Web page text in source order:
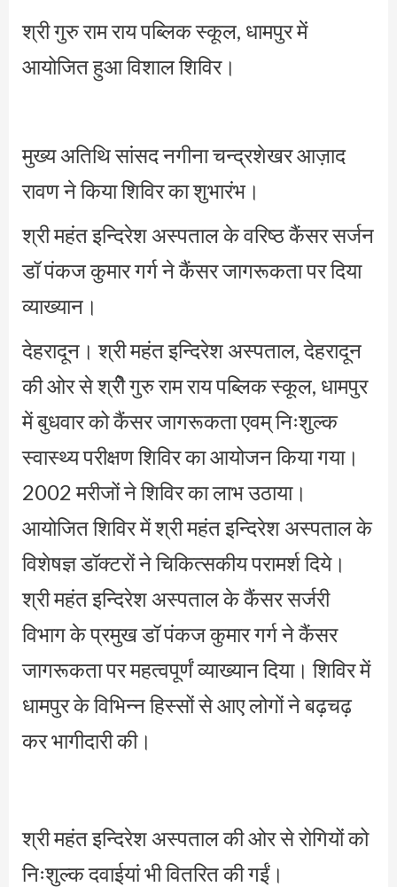
श्री गुरु राम राय पब्लिक स्कूल, धामपुर में
आयोजित हुआ विशाल शिविर।
मुख्य अतिथि सांसद नगीना चन्द्रशेखर आज़ाद
रावण ने किया शिविर का शुभारंभ।
श्री महंत इन्दिरेश अस्पताल के वरिष्ठ कैंसर सर्जन
डॉ पंकज कुमार गर्ग ने कैंसर जागरूकता पर दिया
व्याख्यान।
देहरादून। श्री महंत इन्दिरेश अस्पताल, देहरादून
की ओर से श्रीे गुरु राम राय पब्लिक स्कूल, धामपुर
में बुधवार को कैंसर जागरूकता एवम् निःशुल्क
स्वास्थ्य परीक्षण शिविर का आयोजन किया गया।
2002 मरीजों ने शिविर का लाभ उठाया।
आयोजित शिविर में श्री महंत इन्दिरेश अस्पताल के
विशेषज्ञ डॉक्टरों ने चिकित्सकीय परामर्श दिये।
श्री महंत इन्दिरेश अस्पताल के कैंसर सर्जरी
विभाग के प्रमुख डॉ पंकज कुमार गर्ग ने कैंसर
जागरूकता पर महत्वपूर्णं व्याख्यान दिया। शिविर में
धामपुर के विभिन्न हिस्सों से आए लोगों ने बढ़चढ़
कर भागीदारी की।
श्री महंत इन्दिरेश अस्पताल की ओर से रोगियों को
निःशुल्क दवाईयां भी वितरित की गईं।